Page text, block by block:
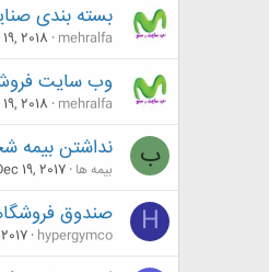
بسته بندی
mehralfa
2018
وب سایت
mehralfa
2018
ب نداشتن
بیمه ها 19, 2017
H صندوق
hypergymco